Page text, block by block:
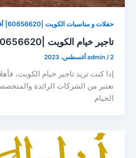
حفلات و مناسبات الكويت |60656620| أفراح الكويت
تاجير خيام الكويت |60656620| افراح الكويت
admin /2 أغسطس، 2023
إذا كنت تريد تاجير خيام الكويت،
نعتبر من الشركات الرائدة
الخيام